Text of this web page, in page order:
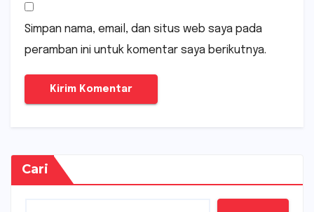
Simpan nama, email, dan situs web saya pada
peramban ini untuk komentar saya berikutnya.
Cari